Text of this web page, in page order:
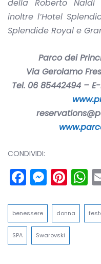
della Roberto Naldi
inoltre l’Hotel
Splendide Royal e
Parco dei
Via Gerolamo
Tel. 06 85442494 –
CONDIVIDI:
benessere donna
SPA Swarovski